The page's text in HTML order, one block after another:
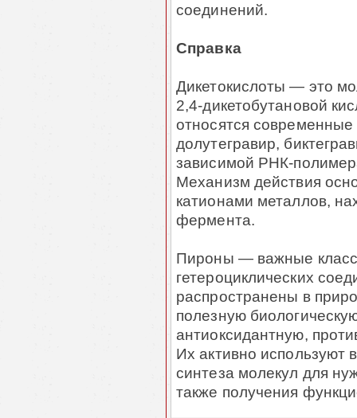
соединений.
Справка
Дикетокислоты — это
2,4-дикетобутановой
относятся
долутегравир,
зависимой РНК-
Механизм действия
катионами металлов,
фермента.
Пироны — важные
гетероциклических
распространены в
полезную
антиоксидантную,
Их активно используют
синтеза молекул для
также получения